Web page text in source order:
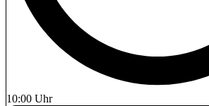
10:00 Uhr